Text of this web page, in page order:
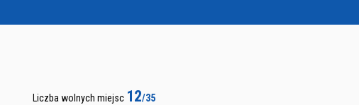
Liczba wolnych miejsc 12/35